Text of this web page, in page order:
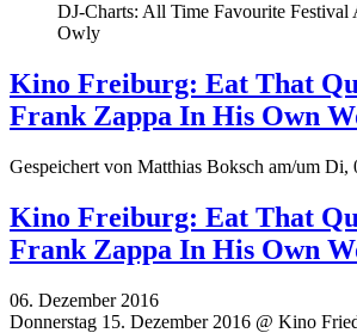
DJ-Charts: All Time Favourite Festival
Owly
Kino Freiburg: Eat That
Frank Zappa In His Own
Gespeichert von Matthias Boksch am/um Di,
Kino Freiburg: Eat That
Frank Zappa In His Own
06. Dezember 2016
Donnerstag 15. Dezember 2016 @ Kino